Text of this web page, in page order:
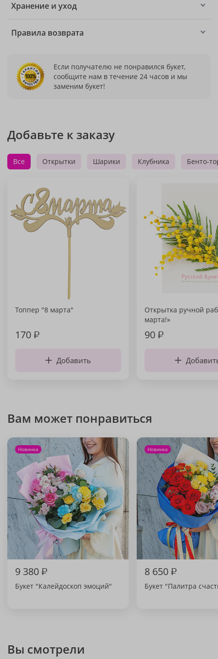
Хранение и уход
Правила возврата
Если получателю не понравился букет,
сообщите нам в течение 24 часов и мы
заменим букет!
Добавьте к заказу
Все Открытки Шарики Клубника Бенто-
Топпер "8 марта"
170₽
Добавить
Открытка ручной
марта!»
90₽
Вам может понравиться
Новинка
9 380₽
Букет "Калейдоскоп эмоций"
Новинка
8 650₽
Букет "Палитра
Вы смотрели